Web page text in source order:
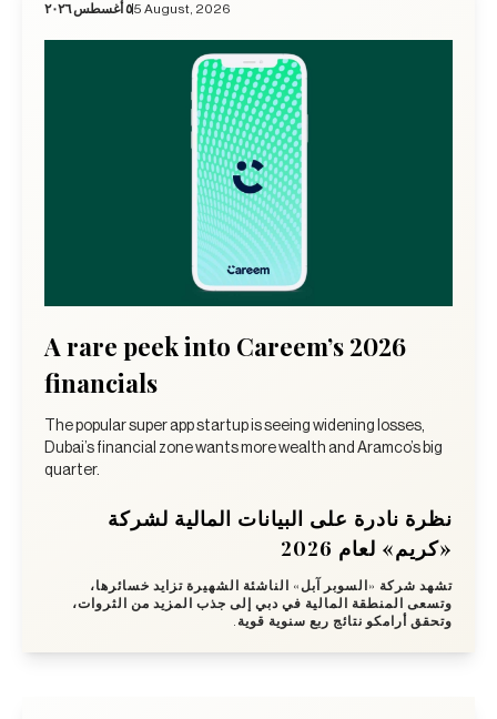
٥ أغسطس ٢٠٢٦5 August, 2026
A rare peek into Careem’s 2026
financials
The popular super app startup is seeing widening losses,
Dubai’s financial zone wants more wealth and Aramco’s big
quarter.
نظرة نادرة على البيانات المالية لشركة
«كريم» لعام 2026
تشهد شركة «السوبر آبل» الناشئة الشهيرة تزايد خسائرها،
وتسعى المنطقة المالية في دبي إلى جذب المزيد من الثروات،
وتحقق أرامكو نتائج ربع سنوية قوية.